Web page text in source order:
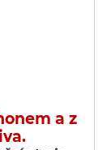
a z